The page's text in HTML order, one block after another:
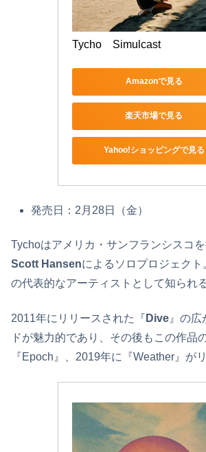
Tycho　Simulcast
Amazonで見る
楽天市場で見る
Yahoo!ショッピングで見る
発売日：2月28日（金）
Tychoはアメリカ・サンフランシスコ
Scott Hansenによるソロプロジェクト
の代表的なアーティストとして知られる
2011年にリリースされた『 Dive 』の
ドが魅力的であり、その後もこの作品
『Epoch』、2019年に『Weather』が